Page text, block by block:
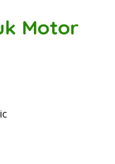
Motor